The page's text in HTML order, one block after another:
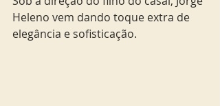
Heleno vem dando toque extra de
elegância e sofisticação.